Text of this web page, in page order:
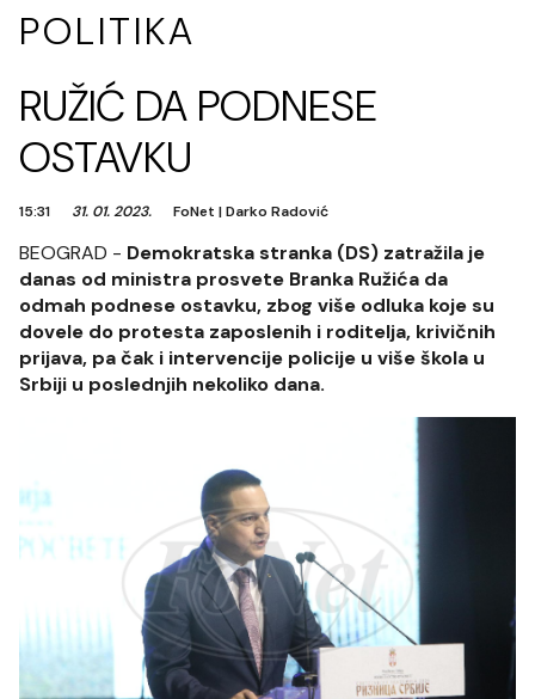
POLITIKA
RUŽIĆ DA PODNESE
OSTAVKU
15:31 31. 01. 2023. FoNet |Darko Radović
BEOGRAD - Demokratska stranka (DS) zatražila je
danas od ministra prosvete Branka Ružića da
odmah podnese ostavku, zbog više odluka koje su
dovele do protesta zaposlenih i roditelja, krivičnih
prijava, pa čak i intervencije policije u više škola u
Srbiji u poslednjih nekoliko dana.